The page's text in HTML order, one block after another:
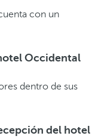
con un
Occidental
dentro de sus
del hotel